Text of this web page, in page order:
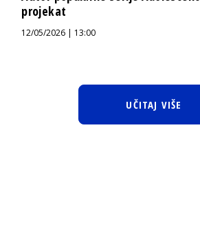
projekat
12/05/2026 | 13:00
UČITAJ VIŠE